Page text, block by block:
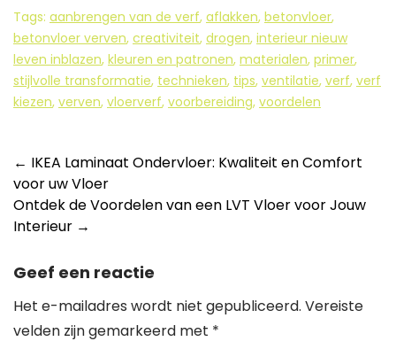
Tags: aanbrengen van de verf, aflakken, betonvloer,
betonvloer verven, creativiteit, drogen, interieur nieuw
leven inblazen, kleuren en patronen, materialen, primer,
stijlvolle transformatie, technieken, tips, ventilatie, verf, verf
kiezen, verven, vloerverf, voorbereiding, voordelen
Berichtnavigatie
← IKEA Laminaat Ondervloer: Kwaliteit en Comfort
voor uw Vloer
Ontdek de Voordelen van een LVT Vloer voor Jouw
Interieur →
Geef een reactie
Het e-mailadres wordt niet gepubliceerd. Vereiste
velden zijn gemarkeerd met *